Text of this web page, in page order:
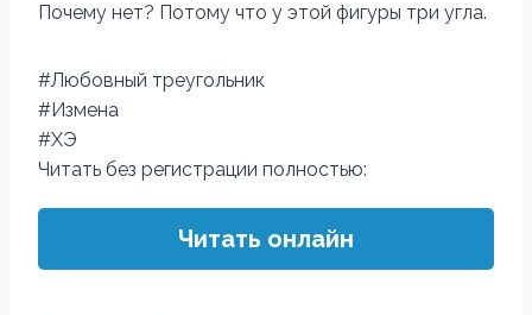
Почему нет? Потому что у этой фигуры три угла.
#Любовный треугольник
#Измена
#ХЭ
Читать без регистрации полностью:
Читать онлайн